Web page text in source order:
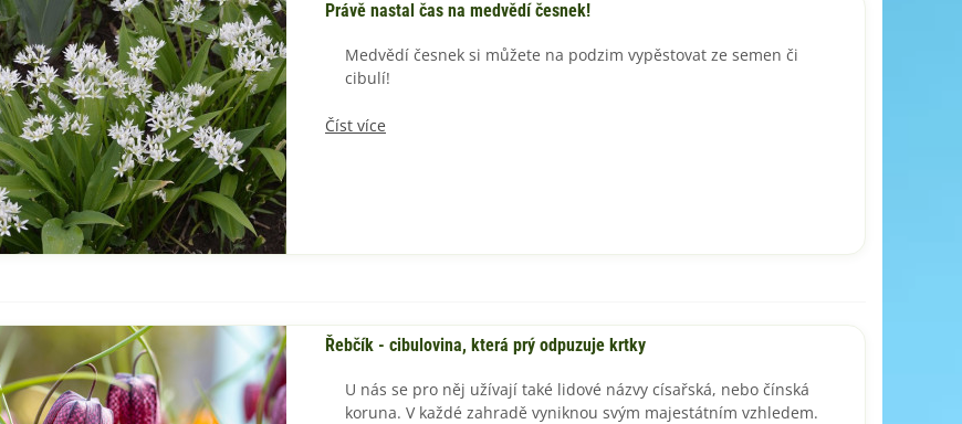
Právě nastal čas na medvědí česnek!
Medvědí česnek si můžete na podzim vypěstovat ze semen či
cibulí!
Číst více
Řebčík - cibulovina, která prý odpuzuje krtky
U nás se pro něj užívají také lidové názvy císařská, nebo čínská
koruna. V každé zahradě vyniknou svým majestátním vzhledem.